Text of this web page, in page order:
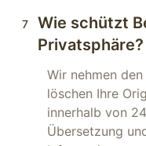
7
Wie schützt
Privatsphäre?
Wir nehmen
löschen Ihre
innerhalb von
Übersetzung